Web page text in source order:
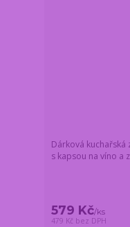
Dárková kuchařská
s kapsou na víno a
579 Kč/ks
479 Kč bez DPH